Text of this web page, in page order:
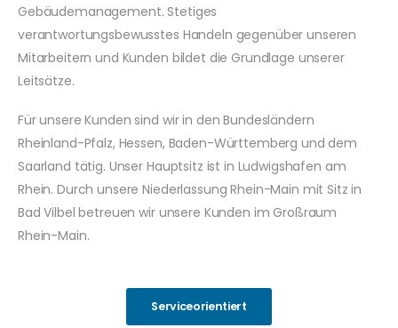
Gebäudemanagement. Stetiges
verantwortungsbewusstes Handeln gegenüber unseren
Mitarbeitern und Kunden bildet die Grundlage unserer
Leitsätze.
Für unsere Kunden sind wir in den Bundesländern
Rheinland-Pfalz, Hessen, Baden-Württemberg und dem
Saarland tätig. Unser Hauptsitz ist in Ludwigshafen am
Rhein. Durch unsere Niederlassung Rhein-Main mit Sitz in
Bad Vilbel betreuen wir unsere Kunden im Großraum
Rhein-Main.
Serviceorientiert